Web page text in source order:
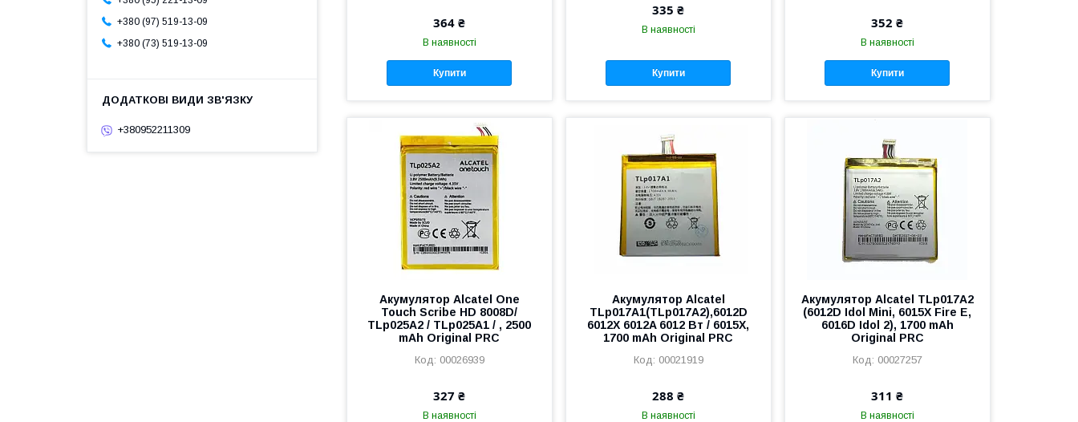
364 ₴
В наявності
Купити
335 ₴
В наявності
Купити
352 ₴
В наявності
Купити
Акумулятор Alcatel One
Touch Scribe HD 8008D/
TLp025A2 / TLp025A1 / , 2500
mAh Original PRC
00026939
327 ₴
В наявності
Акумулятор Alcatel
TLp017A1(TLp017A2),6012D
6012X 6012A 6012 Вт / 6015X,
1700 mAh Original PRC
00021919
288 ₴
В наявності
Акумулятор Alcatel TLp017A2
(6012D Idol Mini, 6015X Fire E,
6016D Idol 2), 1700 mAh
Original PRC
00027257
311 ₴
В наявності
+380 (97) 519-13-09
+380 (73) 519-13-09
+380952211309